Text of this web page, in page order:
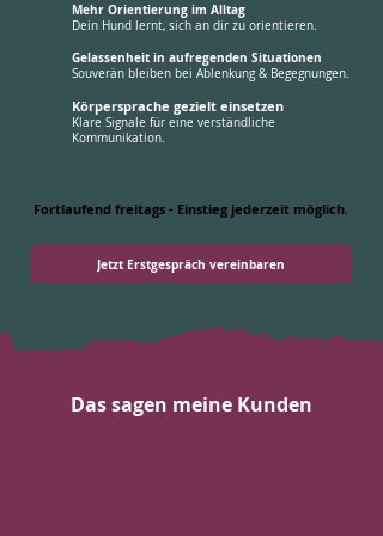
Mehr Orientierung im Alltag
Dein Hund lernt, sich an dir zu orientieren.
Gelassenheit in aufregenden Situationen
Souverän bleiben bei Ablenkung & Begegnungen.
Körpersprache gezielt einsetzen
Klare Signale für eine verständliche
Kommunikation.
Fortlaufend freitags - Einstieg jederzeit möglich.
Jetzt Erstgespräch vereinbaren
Das sagen meine Kunden